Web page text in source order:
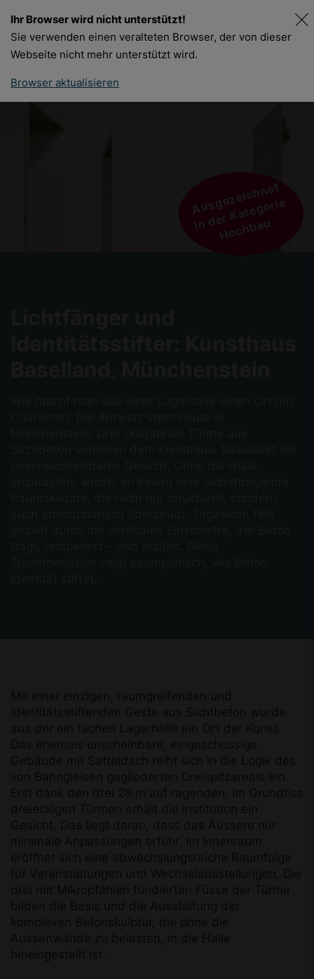
Ausgezeichnet
in der Kategorie
Hochbau
Mit einer einzigen, raumgreifenden und
identitäts­stiftenden Geste aus Sichtbeton wurde
aus der ein­ fachen Lagerhalle ein Ort der Kunst.
Das ehemals un­scheinbare, eingeschossige
Gebäude mit Satteldach reiht sich in die Logik des
von Bahngleisen geglieder­ten Dreispitzareals ein.
Erst dank den drei 28 m auf­ ragenden, im Grundriss
dreieckigen Türmen erhält die Institution ein
Gesicht. Das liegt daran, dass das Äus­sere nur
minimale Anpassungen erfuhr. Im Innenraum
eröffnet sich eine abwechslungsreiche Raumfolge
für Veranstaltungen und Wechselausstellungen. Die
drei mit Mikropfählen fundierten Füsse der Türme
bilden die Basis und die Aussteifung der
komplexen Betonskulptur, die ohne die
Aussenwände zu belasten, in die Halle
hineingestellt ist.
Ihr Browser wird nicht unterstützt!
Sie verwenden einen veralteten Browser, der von dieser
Webseite nicht mehr unterstützt wird.
Browser aktualisieren